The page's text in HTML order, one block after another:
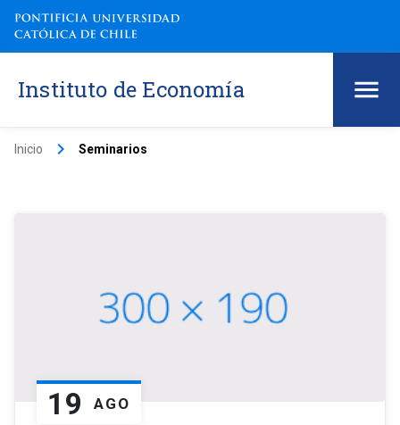
Instituto de Economía
Inicio keyboard_arrow_right Seminarios
19 AGO